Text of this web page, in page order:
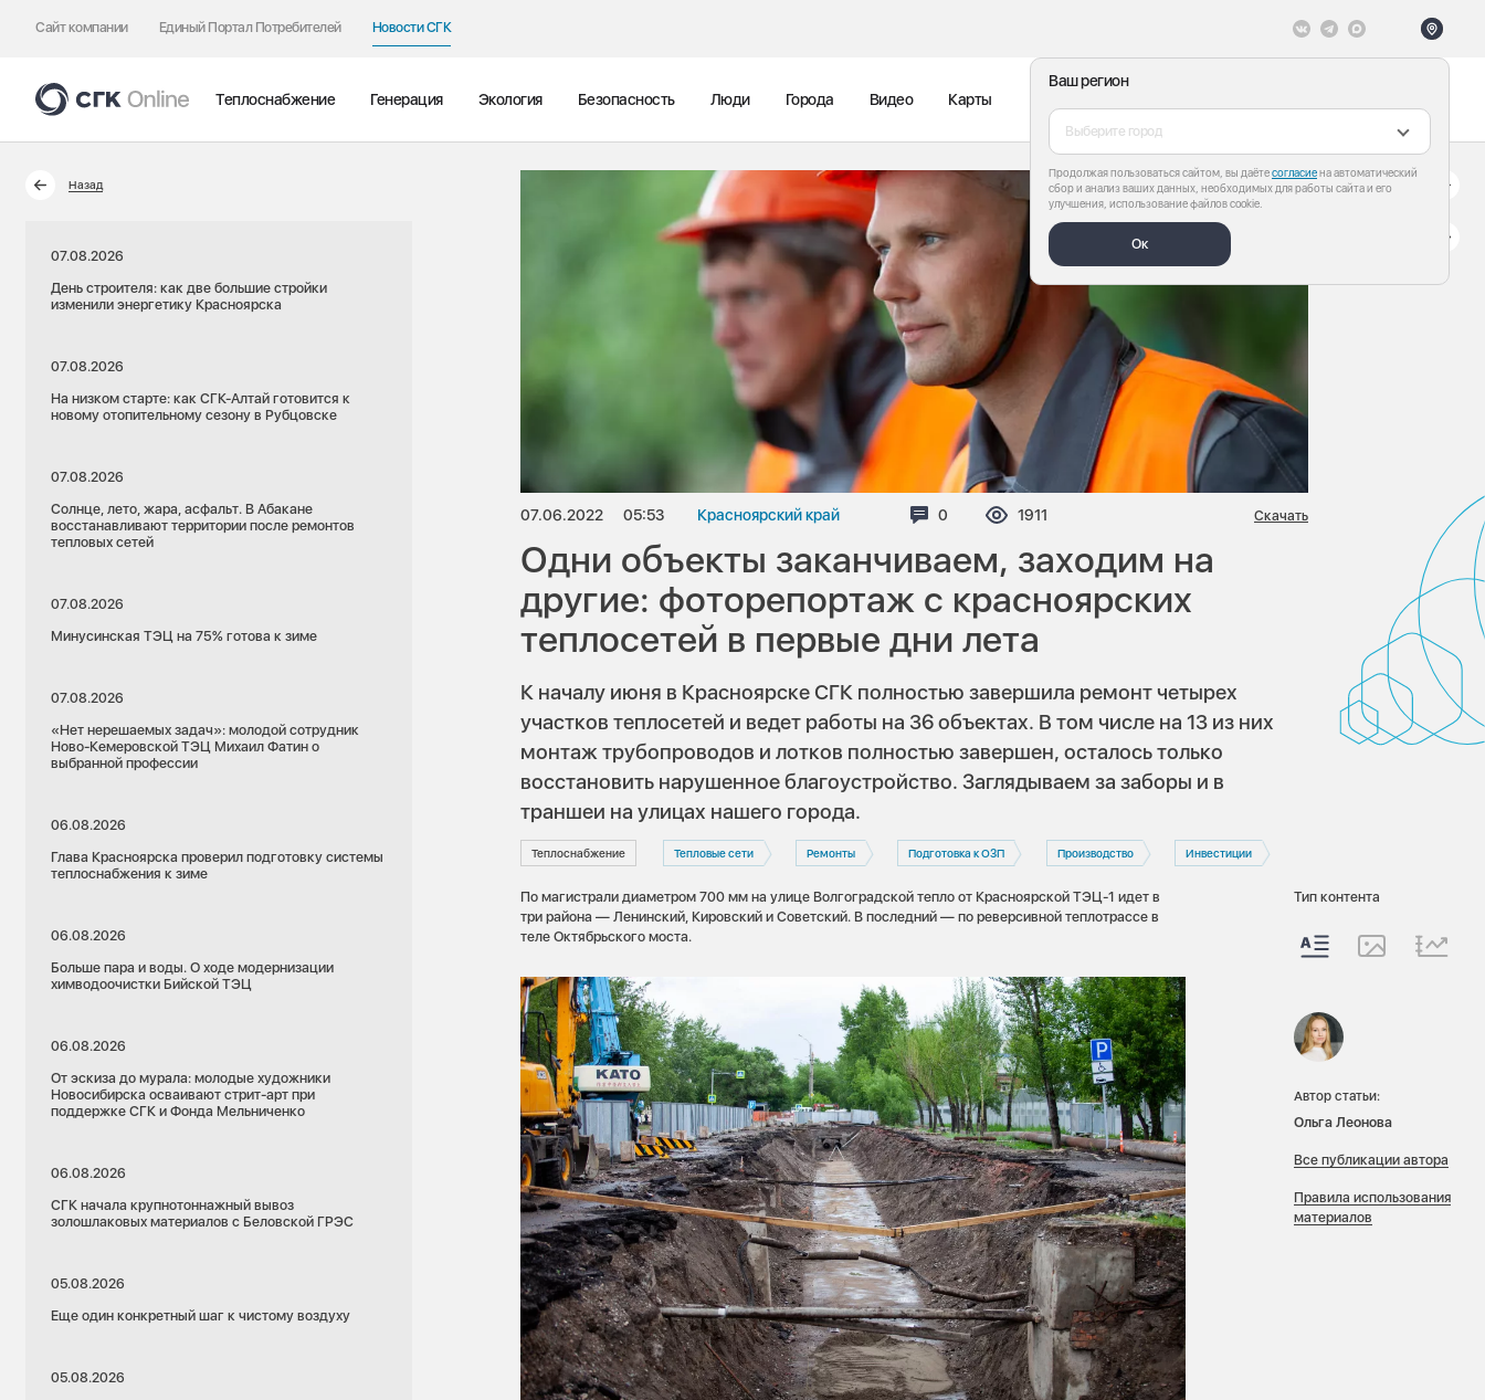
Сайт компании Единый Портал Потребителей Новости СГК
Ваш регион
Выберите город
Продолжая пользоваться сайтом, вы даётесогласиена автоматический
сбор и анализ ваших данных, необходимых для работы сайта и его
улучшения, использование файлов cookie.
Ок
Теплоснабжение Генерация Экология Безопасность Люди Города Видео Карты
Назад
07.08.2026
День строителя: как две большие стройки
изменили энергетику Красноярска
07.08.2026
На низком старте: как СГК-Алтай готовится к
новому отопительному сезону в Рубцовске
07.08.2026
Солнце, лето, жара, асфальт. В Абакане
восстанавливают территории после ремонтов
тепловых сетей
07.08.2026
Минусинская ТЭЦ на 75% готова к зиме
07.08.2026
«Нет нерешаемых задач»: молодой сотрудник
Ново-Кемеровской ТЭЦ Михаил Фатин о
выбранной профессии
06.08.2026
Глава Красноярска проверил подготовку системы
теплоснабжения к зиме
06.08.2026
Больше пара и воды. О ходе модернизации
химводоочистки Бийской ТЭЦ
06.08.2026
От эскиза до мурала: молодые художники
Новосибирска осваивают стрит-арт при
поддержке СГК и Фонда Мельниченко
06.08.2026
СГК начала крупнотоннажный вывоз
золошлаковых материалов с Беловской ГРЭС
05.08.2026
Еще один конкретный шаг к чистому воздуху
05.08.2026
07.06.2022 05:53 Красноярский край Комментариев:
0 Просмотров:
1911 Скачать
Одни объекты заканчиваем, заходим на
другие: фоторепортаж с красноярских
теплосетей в первые дни лета
К началу июня в Красноярске СГК полностью завершила ремонт четырех
участков теплосетей и ведет работы на 36 объектах. В том числе на 13 из них
монтаж трубопроводов и лотков полностью завершен, осталось только
восстановить нарушенное благоустройство. Заглядываем за заборы и в
траншеи на улицах нашего города.
Теплоснабжение Тепловые сети Ремонты Подготовка к ОЗП Производство Инвестиции
По магистрали диаметром 700 мм на улице Волгоградской тепло от Красноярской ТЭЦ-1 идет в
три района — Ленинский, Кировский и Советский. В последний — по реверсивной теплотрассе в
теле Октябрьского моста.
Тип контента
Автор статьи:
Ольга Леонова
Все публикации автора
Правила использования
материалов